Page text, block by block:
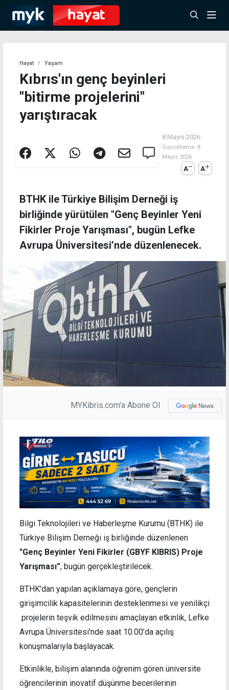
Hayat Yaşam
Kıbrıs'ın genç beyinleri
"bitirme projelerini"
yarıştıracak
8 Mayıs 2026
Güncelleme: 8
Mayıs 2026
A A
BTHK ile Türkiye Bilişim Derneği iş
birliğinde yürütülen "Genç Beyinler Yeni
Fikirler Proje Yarışması", bugün Lefke
Avrupa Üniversitesi’nde düzenlenecek.
MYKibris.com'a Abone Ol
Bilgi Teknolojileri ve Haberleşme Kurumu (BTHK) ile
Türkiye Bilişim Derneği iş birliğinde düzenlenen
"Genç Beyinler Yeni Fikirler (GBYF KIBRIS) Proje
Yarışması”, bugün gerçekleştirilecek.
BTHK’dan yapılan açıklamaya göre, gençlerin
girişimcilik kapasitelerinin desteklenmesi ve yenilikçi
projelerin teşvik edilmesini amaçlayan etkinlik, Lefke
Avrupa Üniversitesi’nde saat 10.00’da açılış
konuşmalarıyla başlayacak.
Etkinlikle, bilişim alanında öğrenim gören üniversite
öğrencilerinin inovatif düşünme becerilerinin